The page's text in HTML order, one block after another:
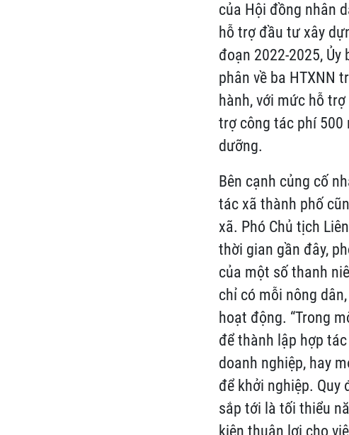
của Hội đồng nhân
hỗ trợ đầu tư xây
đoạn 2022-2025,
phân về ba HTXNN
hành, với mức hỗ
trợ công tác phí
dưỡng.
Bên cạnh củng cố
tác xã thành phố
xã. Phó Chủ tịch
thời gian gần đây,
của một số thanh
chỉ có mỗi nông
hoạt động. “Trong
để thành lập hợp
doanh nghiệp, hay
để khởi nghiệp. Quy
sắp tới là tối thiểu
kiện thuận lợi cho